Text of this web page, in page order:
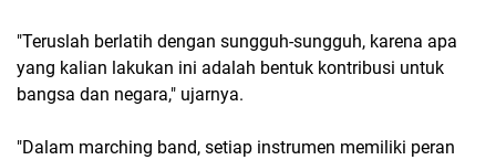
"Teruslah berlatih dengan sungguh-sungguh, karena apa
yang kalian lakukan ini adalah bentuk kontribusi untuk
bangsa dan negara," ujarnya.
"Dalam marching band, setiap instrumen memiliki peran